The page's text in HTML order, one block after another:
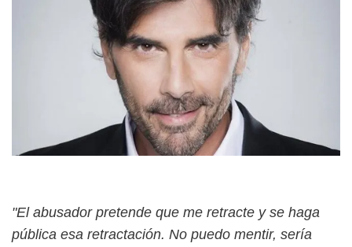
"El abusador pretende que me retracte y se haga
pública esa retractación. No puedo mentir, sería